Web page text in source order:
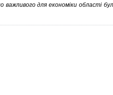
для економіки області